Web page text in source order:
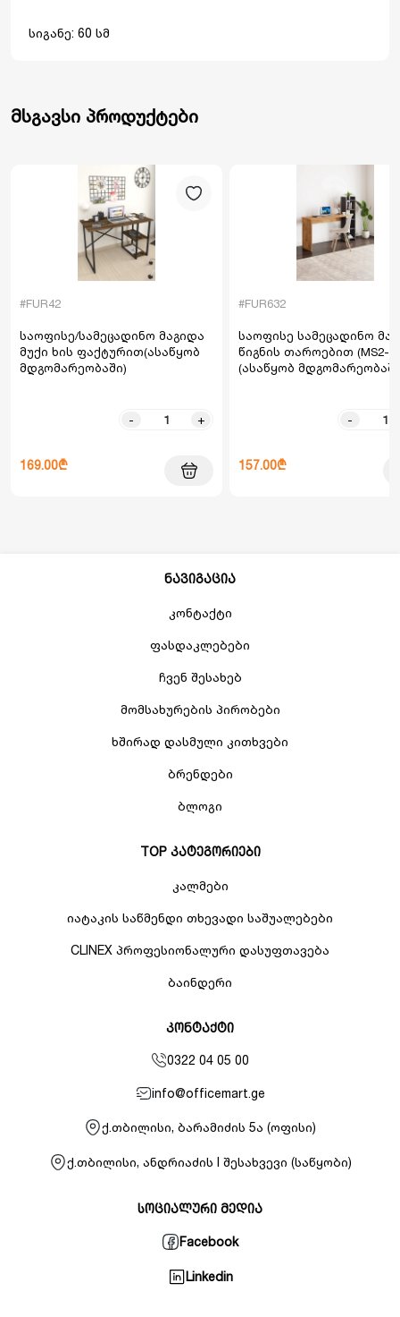
სიგანე: 60 სმ
მსგავსი პროდუქტები
#FUR42
საოფისე/სამეცადინო მაგიდა
მუქი ხის ფაქტურით(ასაწყობ
მდგომარეობაში)
- +
169.00₾
#FUR632
საოფისე სამეცადინო
წიგნის თაროებით (MS2-
(ასაწყობ
-
157.00₾
ნავიგაცია
კონტაქტი
ფასდაკლებები
ჩვენ შესახებ
მომსახურების პირობები
ხშირად დასმული კითხვები
ბრენდები
ბლოგი
TOP კატეგორიები
კალმები
იატაკის საწმენდი თხევადი საშუალებები
CLINEX პროფესიონალური დასუფთავება
ბაინდერი
კონტაქტი
0322 04 05 00
info@officemart.ge
ქ.თბილისი, ბარამიძის 5ა (ოფისი)
ქ.თბილისი, ანდრიაძის I შესახვევი (საწყობი)
სოციალური მედია
Facebook
Linkedin